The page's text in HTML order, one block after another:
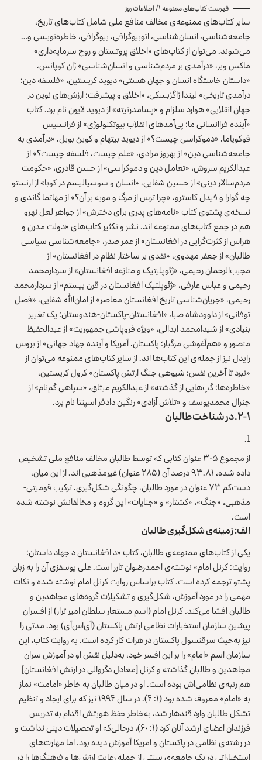
فهرست کتاب‌های ممنوعه ۱/ اطلاعات روز
سایر کتاب‌های ممنوعه‌ی مخالف منافع ملی شامل کتاب‌های تاریخ،
جامعه‌شناسی، انسان‌شناسی، اتوبیوگرافی، بیوگرافی، خاطره‌نویسی و…
می‌شوند. می‌توان از کتاب‌های «اخلاق پروتستان و روح سرمایه‌داری»
ماکس وبر، «درآمدی بر مردم‌شناسی و انسان‌شناسی» ژان کوپانس،
«داستان خاستگاه انسان و جهان هستی» دیوید کریستین، «فلسفه دین؛
درآمدی تاریخی» لیندا زاگزبسکی، «اخلاق و پیشرفت؛ ارزش‌های نوین در
جهان انقلابی» هوارد سلزام و «پسامدرنیته» از دیوید لایون نام برد. کتاب
«آینده فراانسانی ما؛ پی‌آمدهای انقلاب بیوتکنولوژی» از فرانسیس
فوکویاما، «دموکراسی چیست؟» از دیوید بیتهام و کوین بویل، «درآمدی به
جامعه‌شناسی دین» از بهروز مرادی، «علم چیست، فلسفه چیست؟» از
عبدالکریم سروش، «تعامل دین و دموکراسی» از حسن قادری، «حکومت
مردم‌سالار دینی» از حسین شفایی، «انسان و سوسیالیسم در کوبا» از ارنستو
چه گوارا و فیدل کاسترو، «چرا ترس از مرگ و مویه بر آن؟» از مهاتما گاندی و
نسخه‌ی پشتوی کتاب «نامه‌های پدری برای دخترش» از جواهر لعل نهرو
هم در جمع کتاب‌های ممنوعه اند. نشر و تکثیر کتاب‌های «دولت مدرن و
هراس از کثرت‌گرایی در افغانستان» از عمر صدر، «جامعه‌شناسی سیاسی
طالبان» از جعفر مهدوی، «نقدی بر ساختار نظام در افغانستان» از
مجیب‌الرحمان رحیمی، «ژئوپلیتیک و منازعه افغانستان» از سردارمحمد
رحیمی و عباس عارفی، «ژئوپلتیک افغانستان در قرن بیستم» از سردارمحمد
رحیمی، «جریان‌شناسی تاریخ افغانستان معاصر» از امان‌الله شفایی، «فصل
توفانی» از داوودشاه صبا، «افغانستان-پاکستان-هندوستان؛ یک تغییر
بنیادی» از شیدامحمد ابدالی، «ویژه فروپاشی جمهوریت» از عبدالحفیظ
منصور و «هم‌آغوشی مرگبار؛ پاکستان، آمریکا و آینده جهاد جهانی» از بروس
رایدل نیز از جمله‌ی این کتاب‌ها اند. از سایر کتاب‌های ممنوعه می‌توان از
«نبرد تا آخرین نفس؛ شیوه‎ی جنگ ارتش پاکستان» کرول کریستین،
«خاطره‌ها؛ گپ‌هایی از گذشته» از عبدالکریم میثاق، «سپاهی گم‌نام» از
جنرال محمدیوسف و «تلاش آزادی» رنگین دادفر اسپنتا نام برد.
۲-۱. در شناخت طالبان
از مجموع ۳۰۵ عنوان کتابی که توسط طالبان مخالف منافع ملی تشخیص
داده شده، ۹۳.۸۱ درصد آن (۲۸۵ عنوان) غیرمذهبی اند. از این میان،
دست‌کم ۷۳ عنوان در مورد طالبان، چگونگی شکل‌گیری، ترکیب قومیتی-
مذهبی، «جنگ»، «کشتار» و «جنایات» این گروه و مخالفانش نوشته شده
است.
الف: زمینه‌ی شکل‌گیری طالبان
یکی از کتاب‌های ممنوعه‌ی طالبان، کتاب «د افغانستان د جهاد داستان؛
روایت: کرنل امام» نوشته‌ی احمدرضوان تارر است. علی یوسفزی آن را به زبان
پشتو ترجمه کرده است. کتاب براساس روایت کرنل امام نوشته شده و نکات
مهمی را در مورد آموزش، شکل‌گیری و تشکیلات گروه‌های مجاهدین و
طالبان افشا می‌کند. کرنل امام (اسم مستعار سلطان امیر ترار) از افسران
پیشین سازمان استخبارات نظامی ارتش پاکستان (آی‌اس‌آی) بود. مدتی را
نیز به‌حیث سرقنسول پاکستان در هرات کار کرده است. به روایت کتاب، این
سازمان اسم «امام» را بر این افسر خود، به‌دلیل نقش او در آموزش سران
مجاهدین و طالبان گذاشته و کرنل [معادل دگروالی در ارتش افغانستان]
هم رتبه‌ی نظامی‌اش بوده است. او در میان طالبان به خاطر «امامت» نماز
به «امام» معروف شده بود (۱: ۴). در سال ۱۹۹۴ نیز که برای ایجاد و تنظیم
تشکل طالبان وارد قندهار شد، به‌خاطر حفظ هویتش اقدام به تدریس
فرزندان اعضای ارشد آنان کرد (۱: ۶۰)، درحالی‌که او تحصیلات دینی نداشت و
در رشته‌ی نظامی در پاکستان و امریکا آموزش دیده بود. اما مهارت‌های